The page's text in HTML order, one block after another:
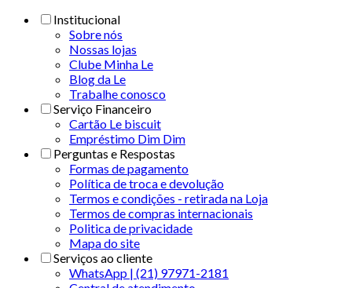
Institucional
Sobre nós
Nossas lojas
Clube Minha Le
Blog da Le
Trabalhe conosco
Serviço Financeiro
Cartão Le biscuit
Empréstimo Dim Dim
Perguntas e Respostas
Formas de pagamento
Política de troca e devolução
Termos e condições - retirada na Loja
Termos de compras internacionais
Politica de privacidade
Mapa do site
Serviços ao cliente
WhatsApp | (21) 97971-2181